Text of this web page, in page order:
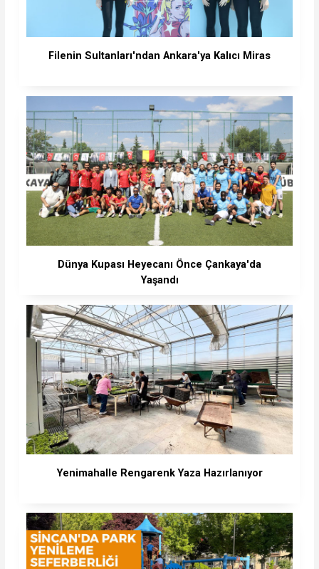
Filenin Sultanları'ndan Ankara'ya Kalıcı Miras
Dünya Kupası Heyecanı Önce Çankaya'da
Yaşandı
Yenimahalle Rengarenk Yaza Hazırlanıyor